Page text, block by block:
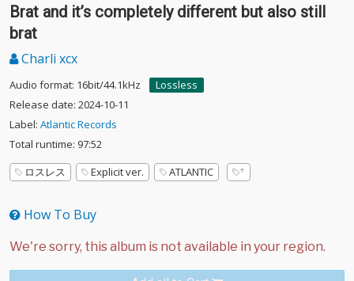
Brat and it’s completely different but also still
brat
Charli xcx
Audio format: 16bit/44.1kHz
Lossless
Release date: 2024-10-11
Label: Atlantic Records
Total runtime: 97:52
ロスレス
Explicit ver. ATLANTIC
How To Buy